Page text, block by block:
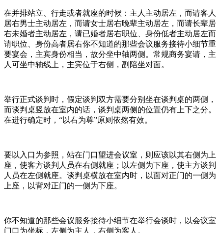
在并排站立、行走或者就座的时候：主人主动居左，而请客人
居右男士主动居左，而请女士居右晚辈主动居左，而请长辈居
右未婚者主动居左，请已婚者居右职位、身份低者主动居左而
请职位、身份高者居右你不知道的那些会议服务接待小细节重
要宴会，主宾身份相当，故分坐中轴两侧。常规商务宴请，主
人可坐中轴线上，主宾位于右侧，副陪坐对面。
举行正式谈判时，假定谈判双方需要分别坐在谈判桌的两侧，
而谈判桌竖放在室内的话，谈判桌两侧的位置仍有上下之分。
在进行确定时，“以右为尊”原则依然有效。
要以入口为参照，站在门口望进会议室，则应该以其右侧为上
座，使客方谈判人员在右侧就座；以左侧为下座，使主方谈判
人员在左侧就座。谈判桌横放在室内时，以面对正门的一侧为
上座，以背对正门的一侧为下座。
你不知道的那些会议服务接待小细节在举行会谈时，以会议室
门口为坐标，左侧为主人，右侧为客人。